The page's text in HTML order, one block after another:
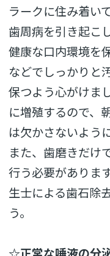
ラークに住み着い
歯周病を引き起こ
健康な口内環境を
などでしっかりと
保つよう心がけま
に増殖するので、
は欠かさないよう
また、歯磨きだけ
行う必要がありま
生士による歯石除
う。